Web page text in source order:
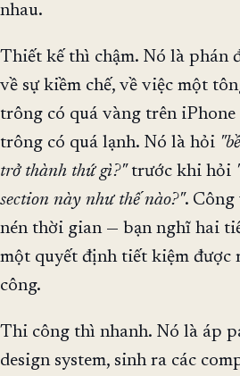
nhau.
Thiết kế thì chậm. Nó là phán
về sự kiềm chế, về việc một
trông có quá vàng trên
trông có quá lạnh. Nó là hỏi
trở thành thứ gì?"trước khi hỏi
section này như thế nào?".
nén thời gian — bạn nghĩ hai
một quyết định tiết kiệm được
công.
Thi công thì nhanh. Nó là áp
design system, sinh ra các